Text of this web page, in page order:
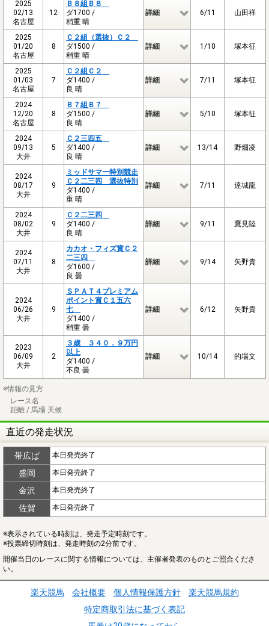
2025
02/13
名古屋
12
Ｂ８組Ｂ８
ダ1700 /
稍重 晴
詳細 6/11 山田祥
2025
01/20
名古屋
8
Ｃ２組（選抜）Ｃ２
ダ1500 /
稍重 晴
詳細 1/10 塚本征
2025
01/03
名古屋
7
Ｃ２組Ｃ２
ダ1400 /
良 晴
詳細 7/11 塚本征
2024
12/20
名古屋
8
Ｂ７組Ｂ７
ダ1500 /
良 晴
詳細 5/10 塚本征
2024
09/13
大井
5
Ｃ２三四五
ダ1400 /
良 晴
詳細 13/14 野畑凌
2024
08/17
大井
9
ミッドサマー特別競走
Ｃ２二三四 選抜特別
ダ1400 /
重 晴
詳細 7/11 達城龍
2024
08/02
大井
9
Ｃ２二三四
ダ1400 /
良 晴
詳細 9/11 鷹見陸
2024
07/11
大井
8
カカオ・フィズ賞Ｃ２
二三四
ダ1600 /
良 曇
詳細 9/14 矢野貴
2024
06/26
大井
9
ＳＰＡＴ４プレミアム
ポイント賞Ｃ１五六
七
ダ1400 /
稍重 曇
詳細 6/12 矢野貴
2023
06/09
大井
2
３歳 ３４０．９万円
以上
ダ1400 /
不良 曇
詳細 10/14 的場文
※情報の見方
レース名
距離 / 馬場 天候
直近の発走状況
帯広ば 本日発売終了
盛岡 本日発売終了
金沢 本日発売終了
佐賀 本日発売終了
※表示されている時刻は、発走予定時刻です。
※投票締切時刻は、発走時刻の2分前です。
開催当日のレースに関する情報については、主催者発表のものとご照合くださ
い。
楽天競馬 会社概要 個人情報保護方針
楽天競馬規約
特定商取引法に基づく表記